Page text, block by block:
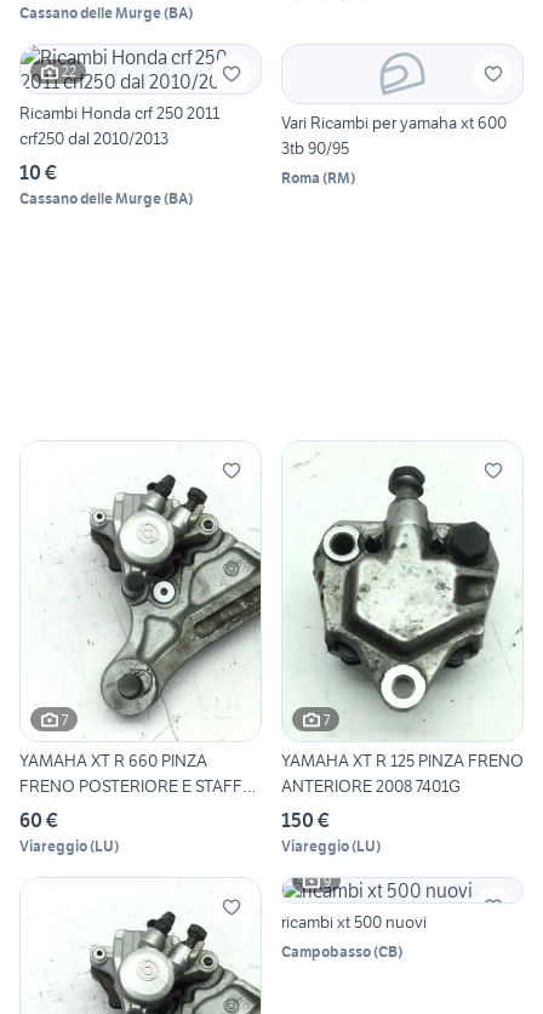
Cassano delle Murge(BA)
22
Ricambi Honda crf 250 2011
crf250 dal 2010/2013
10 €
Cassano delle Murge(BA)
Vari Ricambi per yamaha xt 600
3tb 90/95
Roma (RM)
7
YAMAHA XT R 660 PINZA
FRENO POSTERIORE E STAFFA
20
60 €
Viareggio(LU)
7
YAMAHA XT R 125 PINZA FRENO
ANTERIORE 2008 7401G
150 €
Viareggio(LU)
9
ricambi xt 500 nuovi
Campobasso(CB)